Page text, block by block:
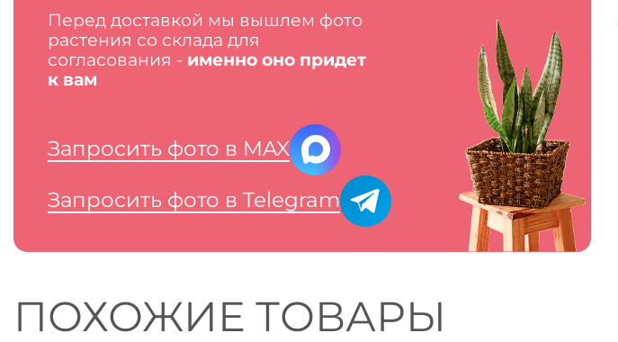
Перед доставкой мы вышлем фото
растения со склада для
согласования - именно оно придет
к вам
Запросить фото в MAX
Запросить фото в Telegram
ПОХОЖИЕ ТОВАРЫ